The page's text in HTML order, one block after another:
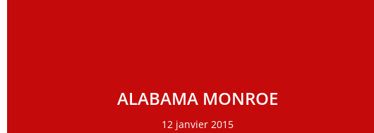
ALABAMA MONROE
12 janvier 2015